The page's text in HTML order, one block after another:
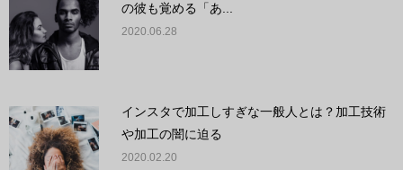
の彼も覚める「あ...
2020.06.28
インスタで加工しすぎな一般人とは？加工技術
や加工の闇に迫る
2020.02.20